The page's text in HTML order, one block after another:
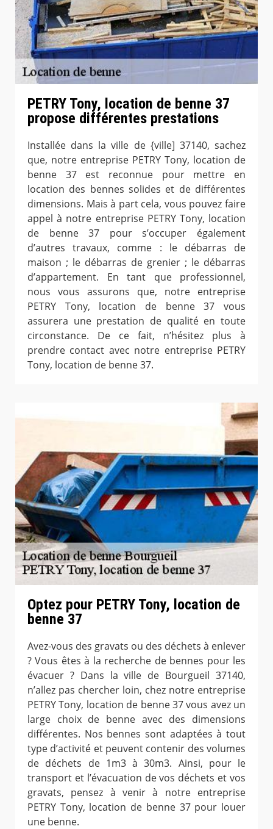
PETRY Tony, location de benne 37
propose différentes prestations
Installée dans la ville de {ville] 37140, sachez
que, notre entreprise PETRY Tony, location de
benne 37 est reconnue pour mettre en
location des bennes solides et de différentes
dimensions. Mais à part cela, vous pouvez faire
appel à notre entreprise PETRY Tony, location
de benne 37 pour s’occuper également
d’autres travaux, comme : le débarras de
maison ; le débarras de grenier ; le débarras
d’appartement. En tant que professionnel,
nous vous assurons que, notre entreprise
PETRY Tony, location de benne 37 vous
assurera une prestation de qualité en toute
circonstance. De ce fait, n’hésitez plus à
prendre contact avec notre entreprise PETRY
Tony, location de benne 37.
Optez pour PETRY Tony, location de
benne 37
Avez-vous des gravats ou des déchets à enlever
? Vous êtes à la recherche de bennes pour les
évacuer ? Dans la ville de Bourgueil 37140,
n’allez pas chercher loin, chez notre entreprise
PETRY Tony, location de benne 37 vous avez un
large choix de benne avec des dimensions
différentes. Nos bennes sont adaptées à tout
type d’activité et peuvent contenir des volumes
de déchets de 1m3 à 30m3. Ainsi, pour le
transport et l’évacuation de vos déchets et vos
gravats, pensez à venir à notre entreprise
PETRY Tony, location de benne 37 pour louer
une benne.